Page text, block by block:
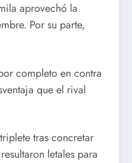
aprovechó la
Por su parte,
completo en contra
que el rival
tras concretar
letales para